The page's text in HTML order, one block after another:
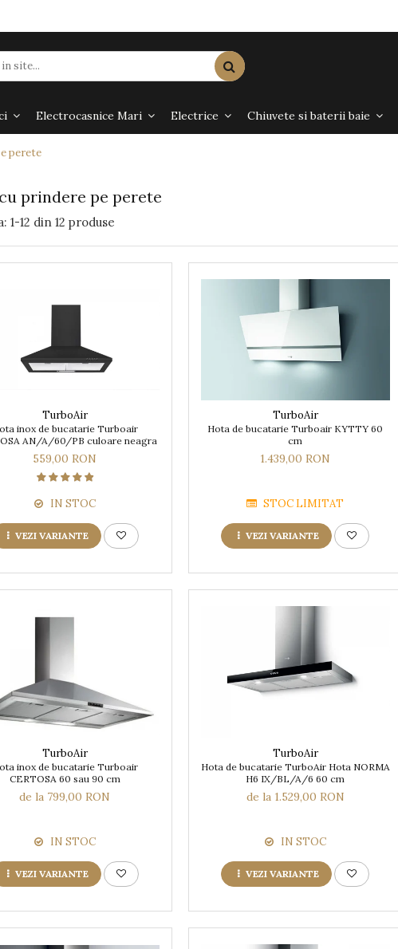
Electrocasnice Mari Electrice Chiuvete si baterii baie
perete
prindere pe perete
1-12 din 12 produse
TurboAir
inox de bucatarie Turboair
AN/A/60/PB culoare neagra
559,00 RON
IN STOC
VEZI VARIANTE
TurboAir
Hota de bucatarie Turboair KYTTY 60
cm
1.439,00 RON
STOC LIMITAT
VEZI VARIANTE
TurboAir
inox de bucatarie Turboair
CERTOSA 60 sau 90 cm
de la 799,00 RON
IN STOC
VEZI VARIANTE
TurboAir
Hota de bucatarie TurboAir Hota NORMA
H6 IX/BL/A/6 60 cm
de la 1.529,00 RON
IN STOC
VEZI VARIANTE